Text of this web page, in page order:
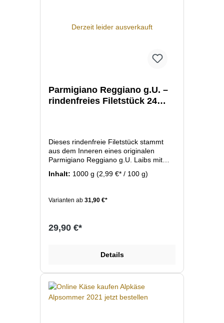
Derzeit leider ausverkauft
Parmigiano Reggiano g.U. –
rindenfreies Filetstück 24
Dieses rindenfreie Filetstück stammt
aus dem Inneren eines originalen
Parmigiano Reggiano g.U. Laibs mit
zeichnet sich durch seine typische
Reifezeit aus. Perfekt geeignet zum
Inhalt: 1000 g (2,99 €* / 100 g)
Varianten ab 31,90 €*
29,90 €*
Details